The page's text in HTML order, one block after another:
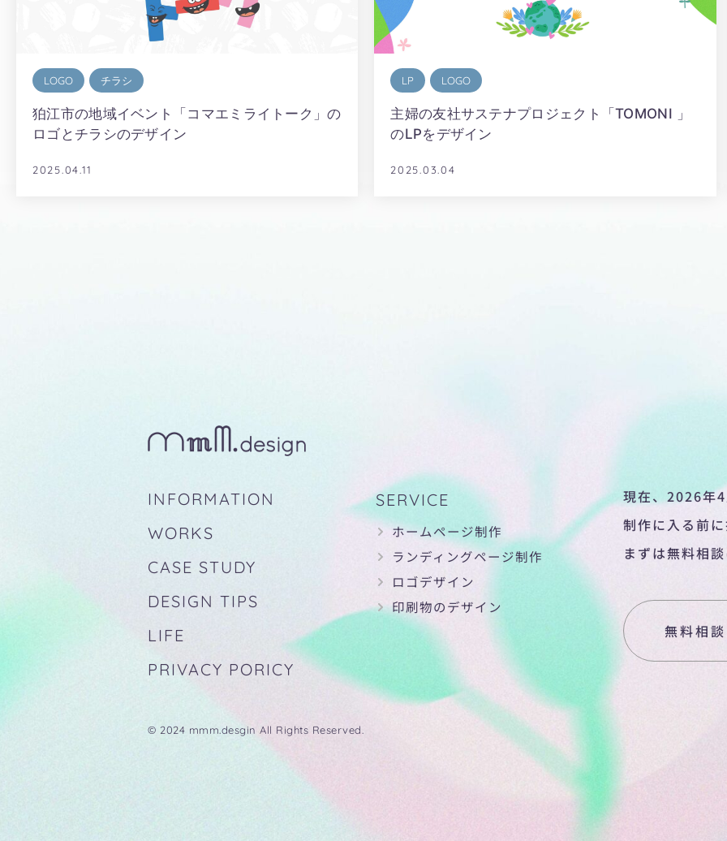
LOGO チラシ
狛江市の地域イベント「コマエミライトーク」の
ロゴとチラシのデザイン
2025.04.11
LP LOGO
主婦の友社サステナプロジェクト「TOMONI 」
のLPをデザイン
2025.03.04
INFORMATION
WORKS
CASE STUDY
DESIGN TIPS
LIFE
PRIVACY PORICY
SERVICE
ホームページ制作
ランディングページ制作
ロゴデザイン
印刷物のデザイン
現在、2026年
制作に入る前
まずは無料相
無料相
© 2024 mmm.desgin All Rights Reserved.